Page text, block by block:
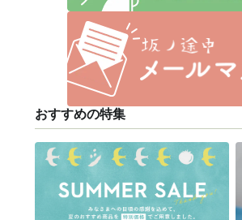
おすすめの特集